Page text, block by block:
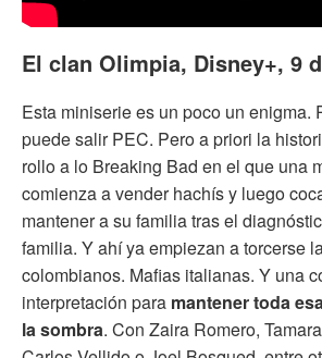
El clan Olimpia, Disney+, 9
Esta miniserie es un poco un enigma.
puede salir PEC. Pero a priori la
rollo a lo Breaking Bad en el que una
comienza a vender hachís y luego
mantener a su familia tras el
familia. Y ahí ya empiezan a torcerse
colombianos. Mafias italianas. Y una
interpretación para mantener toda
la sombra. Con Zaira Romero,